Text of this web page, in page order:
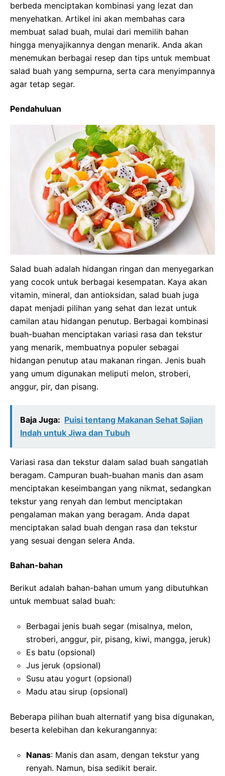
berbeda menciptakan kombinasi yang lezat dan
menyehatkan. Artikel ini akan membahas cara
membuat salad buah, mulai dari memilih bahan
hingga menyajikannya dengan menarik. Anda akan
menemukan berbagai resep dan tips untuk membuat
salad buah yang sempurna, serta cara menyimpannya
agar tetap segar.
Pendahuluan
Salad buah adalah hidangan ringan dan menyegarkan
yang cocok untuk berbagai kesempatan. Kaya akan
vitamin, mineral, dan antioksidan, salad buah juga
dapat menjadi pilihan yang sehat dan lezat untuk
camilan atau hidangan penutup. Berbagai kombinasi
buah-buahan menciptakan variasi rasa dan tekstur
yang menarik, membuatnya populer sebagai
hidangan penutup atau makanan ringan. Jenis buah
yang umum digunakan meliputi melon, stroberi,
anggur, pir, dan pisang.
Baja Juga: Puisi tentang Makanan Sehat Sajian
Indah untuk Jiwa dan Tubuh
Variasi rasa dan tekstur dalam salad buah sangatlah
beragam. Campuran buah-buahan manis dan asam
menciptakan keseimbangan yang nikmat, sedangkan
tekstur yang renyah dan lembut menciptakan
pengalaman makan yang beragam. Anda dapat
menciptakan salad buah dengan rasa dan tekstur
yang sesuai dengan selera Anda.
Bahan-bahan
Berikut adalah bahan-bahan umum yang dibutuhkan
untuk membuat salad buah:
Berbagai jenis buah segar (misalnya, melon,
stroberi, anggur, pir, pisang, kiwi, mangga, jeruk)
Es batu (opsional)
Jus jeruk (opsional)
Susu atau yogurt (opsional)
Madu atau sirup (opsional)
Beberapa pilihan buah alternatif yang bisa digunakan,
beserta kelebihan dan kekurangannya:
Nanas: Manis dan asam, dengan tekstur yang
renyah. Namun, bisa sedikit berair.